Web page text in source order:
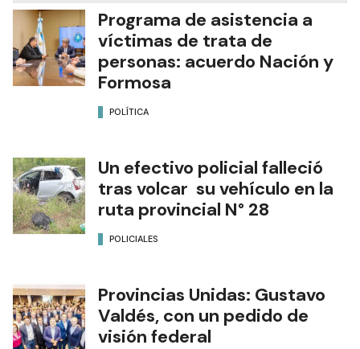
Programa de asistencia a
víctimas de trata de
personas: acuerdo Nación y
Formosa
POLÍTICA
Un efectivo policial falleció
tras volcar su vehículo en la
ruta provincial N° 28
POLICIALES
Provincias Unidas: Gustavo
Valdés, con un pedido de
visión federal